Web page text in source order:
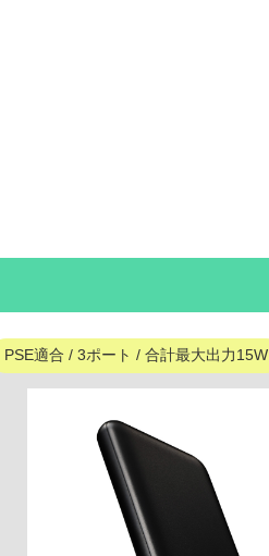
PSE適合 / 3ポート / 合計最大出力15W